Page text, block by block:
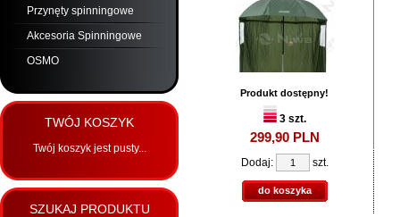
Przynęty spinningowe
Akcesoria Spinningowe
OSMO
TWÓJ KOSZYK
Twój koszyk jest pusty...
SZUKAJ PRODUKTU
Produkt dostępny!
3 szt.
299,90PLN
Dodaj: szt.
do koszyka